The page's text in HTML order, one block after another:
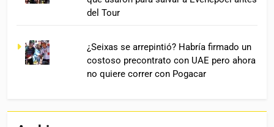
del Tour
¿Seixas se arrepintió? Habría firmado un
costoso precontrato con UAE pero ahora
no quiere correr con Pogacar